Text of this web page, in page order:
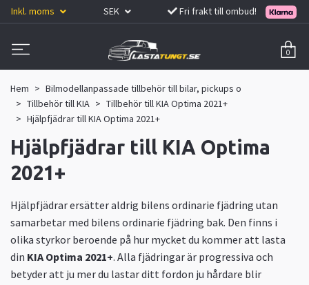
Inkl. moms SEK Fri frakt till ombud!
0
Hem
Bilmodellanpassade tillbehör till bilar, pickups o
Tillbehör till KIA
Tillbehör till KIA Optima 2021+
Hjälpfjädrar till KIA Optima 2021+
Hjälpfjädrar till KIA Optima
2021+
Hjälpfjädrar ersätter aldrig bilens ordinarie fjädring utan
samarbetar med bilens ordinarie fjädring bak. Den finns i
olika styrkor beroende på hur mycket du kommer att lasta
din KIA Optima 2021+. Alla fjädringar är progressiva och
betyder att ju mer du lastar ditt fordon ju hårdare blir